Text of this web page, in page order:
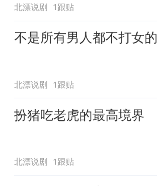
北漂说剧 1跟贴
不是所有男人都不打女的
北漂说剧 1跟贴
扮猪吃老虎的最高境界
北漂说剧 1跟贴